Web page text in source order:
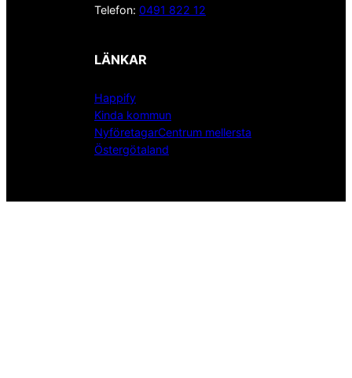
Telefon: 0491 822 12
LÄNKAR
Happify
Kinda kommun
NyföretagarCentrum mellersta
Östergötaland